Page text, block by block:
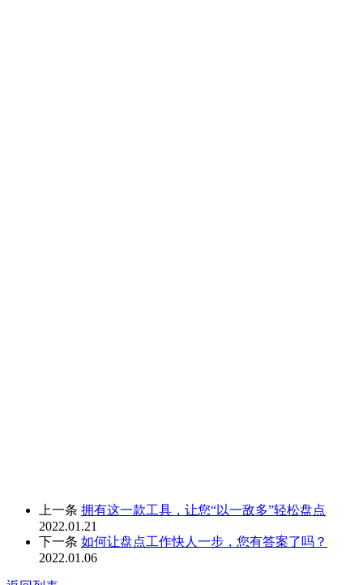
上一条 拥有这一款工具，让您“以一敌多”轻松盘点
2022.01.21
下一条 如何让盘点工作快人一步，您有答案了吗？
2022.01.06